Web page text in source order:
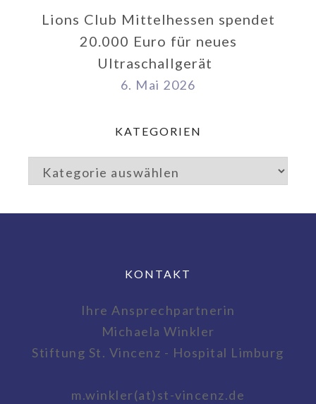
Lions Club Mittelhessen spendet
20.000 Euro für neues
Ultraschallgerät
6. Mai 2026
KATEGORIEN
KONTAKT
Ihre Ansprechpartnerin
Michaela Winkler
Stiftung St. Vincenz - Hospital Limburg
m.winkler(at)st-vincenz.de